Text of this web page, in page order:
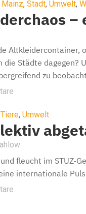
Mainz, Stadt, Umwelt,
–
Altkleidercontainer,
die Städte dagegen?
zu
Tiere, Umwelt
fleucht im STUZ-
internationale